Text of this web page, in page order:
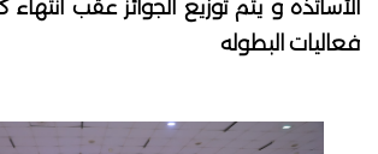
الأساتذه و يتم توزيع الجوائز عقب
فعاليات البطوله